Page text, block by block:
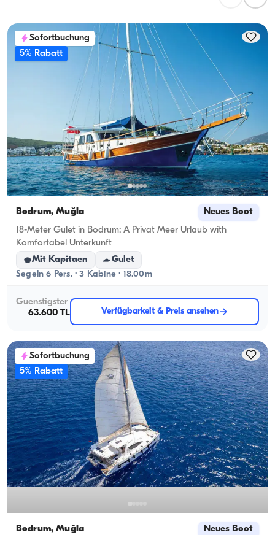
Übernachtungskapazität berücksichtigt werden; bei
Tagesvermietungen gilt die Tageskapazität.
Sofortbuchung
5% Rabatt
Bodrum, Muğla Neues Boot
18-Meter Gulet in Bodrum: A Privat Meer Urlaub with
Komfortabel Unterkunft
Mit Kapitaen
Gulet
Segeln 6 Pers. · 3 Kabine · 18.00m
Guenstigster
63.600 TL
Verfügbarkeit & Preis ansehen
Sofortbuchung
5% Rabatt
Bodrum, Muğla Neues Boot